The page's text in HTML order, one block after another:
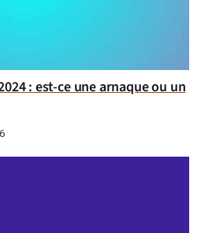
: est-ce une arnaque ou un